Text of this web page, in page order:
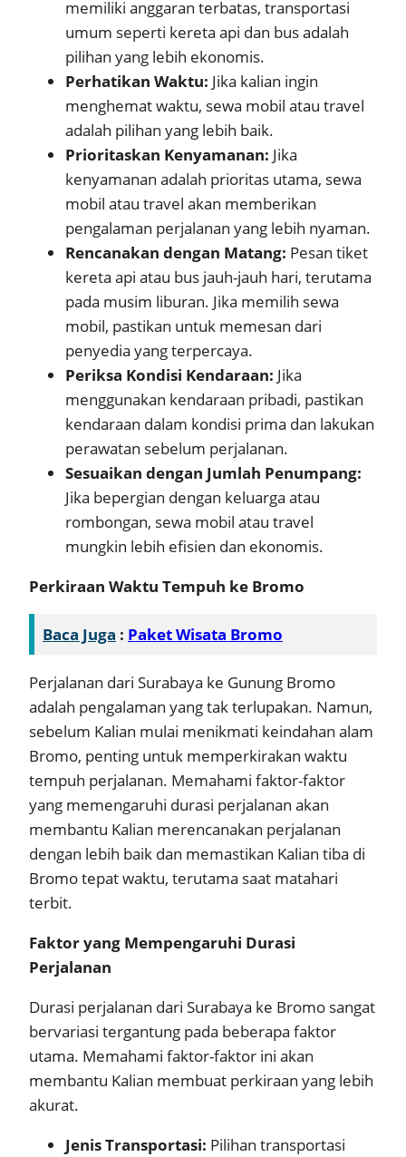
memiliki anggaran terbatas, transportasi
umum seperti kereta api dan bus adalah
pilihan yang lebih ekonomis.
Perhatikan Waktu: Jika kalian ingin
menghemat waktu, sewa mobil atau travel
adalah pilihan yang lebih baik.
Prioritaskan Kenyamanan: Jika
kenyamanan adalah prioritas utama, sewa
mobil atau travel akan memberikan
pengalaman perjalanan yang lebih nyaman.
Rencanakan dengan Matang: Pesan tiket
kereta api atau bus jauh-jauh hari, terutama
pada musim liburan. Jika memilih sewa
mobil, pastikan untuk memesan dari
penyedia yang terpercaya.
Periksa Kondisi Kendaraan: Jika
menggunakan kendaraan pribadi, pastikan
kendaraan dalam kondisi prima dan lakukan
perawatan sebelum perjalanan.
Sesuaikan dengan Jumlah Penumpang:
Jika bepergian dengan keluarga atau
rombongan, sewa mobil atau travel
mungkin lebih efisien dan ekonomis.
Perkiraan Waktu Tempuh ke Bromo
Baca Juga : Paket Wisata Bromo
Perjalanan dari Surabaya ke Gunung Bromo
adalah pengalaman yang tak terlupakan. Namun,
sebelum Kalian mulai menikmati keindahan alam
Bromo, penting untuk memperkirakan waktu
tempuh perjalanan. Memahami faktor-faktor
yang memengaruhi durasi perjalanan akan
membantu Kalian merencanakan perjalanan
dengan lebih baik dan memastikan Kalian tiba di
Bromo tepat waktu, terutama saat matahari
terbit.
Faktor yang Mempengaruhi Durasi
Perjalanan
Durasi perjalanan dari Surabaya ke Bromo sangat
bervariasi tergantung pada beberapa faktor
utama. Memahami faktor-faktor ini akan
membantu Kalian membuat perkiraan yang lebih
akurat.
Jenis Transportasi: Pilihan transportasi